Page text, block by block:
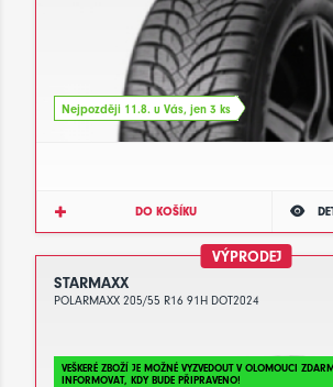
Nejpozději 11.8. u Vás, jen 3 ks
DO KOŠÍKU
VÝPRODEJ
STARMAXX
POLARMAXX 205/55 R16 91H DOT2024
VEŠKERÉ ZBOŽÍ JE MOŽNÉ VYZVEDOUT V OLOMOUCI
INFORMOVAT, KDY BUDE PŘIPRAVENO!